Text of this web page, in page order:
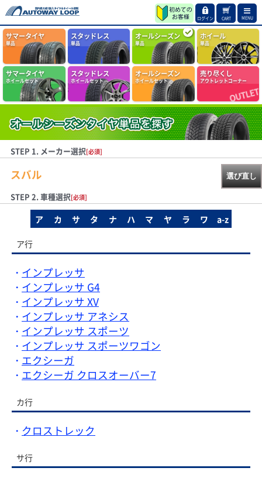
ログイン CART MENU
サマータイヤ
単品
スタッドレス
単品
オールシーズン
単品
ホイール
単品
サマータイヤ
ホイールセット
スタッドレス
ホイールセット
オールシーズン
ホイールセット
売り尽くし
アウトレットコーナー
STEP 1. メーカー選択[必須]
スバル 選び直し
STEP 2. 車種選択[必須]
ア カ サ タ ナ ハ マ ヤ ラ ワ a-z
ア行
インプレッサ
インプレッサ G4
インプレッサ XV
インプレッサ アネシス
インプレッサ スポーツ
インプレッサ スポーツワゴン
エクシーガ
エクシーガ クロスオーバー7
カ行
クロストレック
サ行